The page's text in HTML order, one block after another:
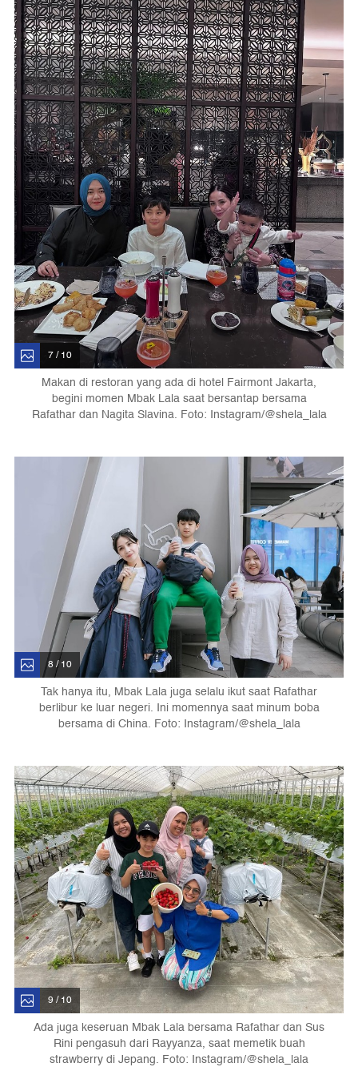
7 / 10
Makan di restoran yang ada di hotel Fairmont Jakarta,
begini momen Mbak Lala saat bersantap bersama
Rafathar dan Nagita Slavina. Foto: Instagram/@shela_lala
8 / 10
Tak hanya itu, Mbak Lala juga selalu ikut saat Rafathar
berlibur ke luar negeri. Ini momennya saat minum boba
bersama di China. Foto: Instagram/@shela_lala
9 / 10
Ada juga keseruan Mbak Lala bersama Rafathar dan Sus
Rini pengasuh dari Rayyanza, saat memetik buah
strawberry di Jepang. Foto: Instagram/@shela_lala